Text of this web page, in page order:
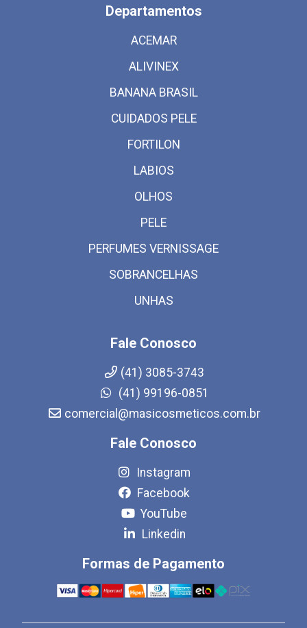
Departamentos
ACEMAR
ALIVINEX
BANANA BRASIL
CUIDADOS PELE
FORTILON
LABIOS
OLHOS
PELE
PERFUMES VERNISSAGE
SOBRANCELHAS
UNHAS
Fale Conosco
(41) 3085-3743
(41) 99196-0851
comercial@masicosmeticos.com.br
Fale Conosco
Instagram
Facebook
YouTube
Linkedin
Formas de Pagamento